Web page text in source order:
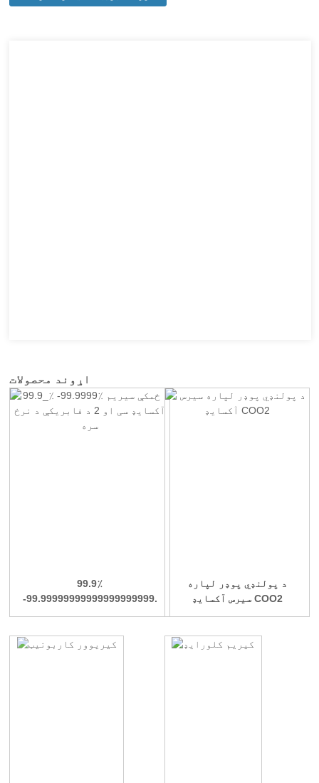
اړوند محصولات
99.9٪
-99.99999999999999999999.
د پولنډي پوډر لپاره
سیرس آکسایډ COO2